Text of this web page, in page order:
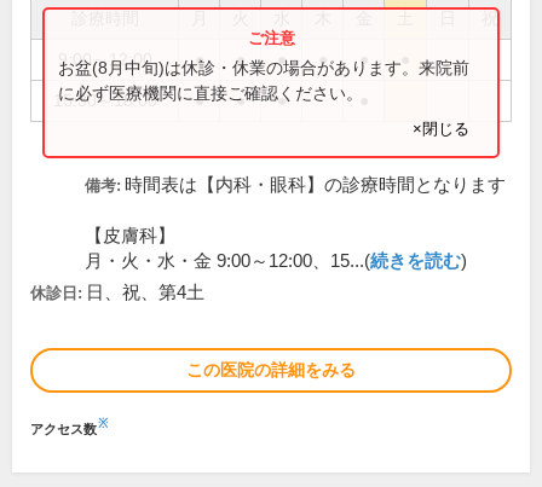
祝
9:00～12:00 ● ● ● ● ●
15:30～18:00 ● ● ●
お盆(8月中旬)は休診・休業の場合があります。来院前
に必ず医療機関に直接ご確認ください。
×閉じる
備考: 時間表は【内科・眼科】の診療時間となります
【皮膚科】
月・火・水・金 9:00～12:00、15...(続きを読む)
休診日: 日、祝、第4土
この医院の詳細をみる
アクセス数※